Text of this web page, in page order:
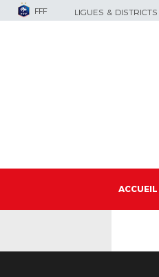
FFF LIGUES & DISTRICTS
ACCUEIL